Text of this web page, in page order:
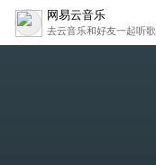
网易云音乐
去云音乐和好友一起听歌